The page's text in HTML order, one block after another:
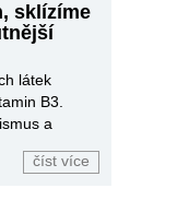
sklízíme
látek
B3.
a
číst více